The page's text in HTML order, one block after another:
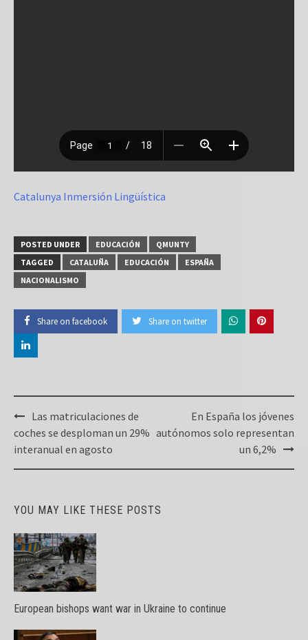
Catalunya Inmersión Lingüística
POSTED UNDER EDUCACIÓN
QMUNTY
TAGGED
CATALUÑA EDUCACIÓN
ESPAÑA
NACIONALISMO
Share on facebook Share on twitter
Post
navigation
Las matriculaciones de
coches se desploman un 29%
interanual en agosto
En España los jóvenes
autónomos solo representan
un 6,2%
YOU MAY LIKE THESE POSTS
European bishops want war in Ukraine to continue